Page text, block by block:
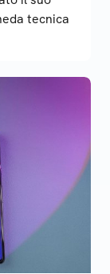
tecnica